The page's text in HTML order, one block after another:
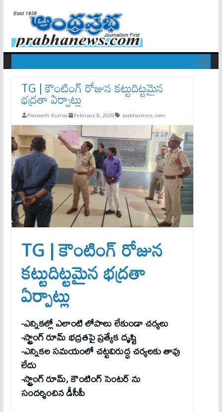
TG | కౌంటింగ్ రోజున కట్టుదిట్టమైన
భద్రతా ఏర్పాట్లు
Praneeth Kumar February 8, 2026 prabhanews. com
TG | కౌంటింగ్ రోజున
కట్టుదిట్టమైన భద్రతా
ఏర్పాట్లు
-ఎన్నికల్లో ఎలాంటి లోపాలు లేకుండా చర్యలు
-స్ట్రాంగ్ రూమ్ భద్రతపై ప్రత్యేక దృష్టి
-ఎన్నికల సమయంలో చట్టవిరుద్ధ చర్యలకు తావు
లేదు
-స్ట్రాంగ్ రూమ్, కౌంటింగ్ సెంటర్ ను
సందర్శించిన డీసీపీ